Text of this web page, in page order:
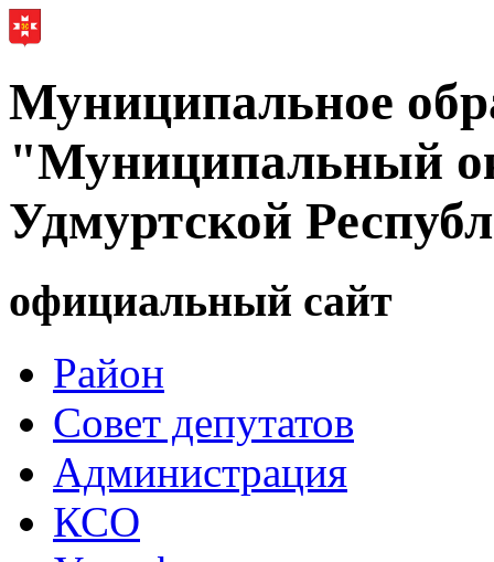
Муниципальное
"Муниципальный
Удмуртской
официальный сайт
Район
Совет депутатов
Администрация
КСО